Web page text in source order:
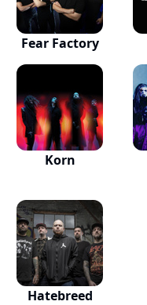
Fear Factory
Korn
Hatebreed